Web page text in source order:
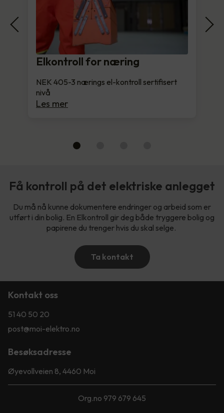
Elkontroll for næring
NEK 405-3 nærings el-kontroll sertifisert
nivå
Les mer
Få kontroll på det elektriske anlegget
Du må nå kunne dokumentere endringer og arbeid som er
utført i din bolig. En Elkontroll gir deg både tryggere bolig og
papirene du trenger hvis du skal selge.
Ta kontakt
Kontakt oss
51 40 50 20
post@moi-elektro.no
Besøksadresse
Øyevollveien 8, 4460 Moi
Org.no 979 679 645